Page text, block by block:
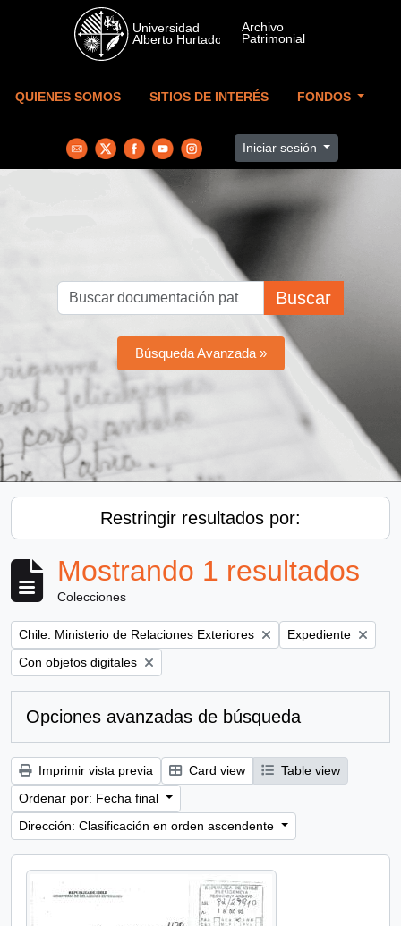
Skip to main content
QUIENES SOMOS SITIOS DE INTERÉS FONDOS
Iniciar sesión
Buscar
Búsqueda Avanzada »
Restringir resultados por:
Mostrando 1 resultados
Colecciones
Remove filter:
Chile. Ministerio de Relaciones Exteriores Remove filter:
Expediente
Remove filter:
Con objetos digitales
Opciones avanzadas de búsqueda
Imprimir vista previa Card view
Table view
Ordenar por: Fecha final
Dirección: Clasificación en orden ascendente